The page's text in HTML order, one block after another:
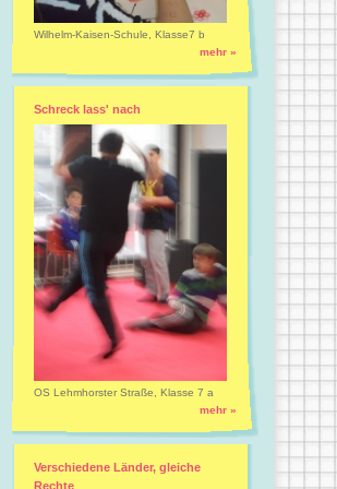
Wilhelm-Kaisen-Schule, Klasse7 b
mehr »
Schreck lass' nach
OS Lehmhorster Straße, Klasse 7 a
mehr »
Verschiedene Länder, gleiche
Rechte